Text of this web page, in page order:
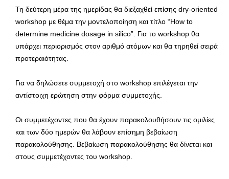
Τη δεύτερη μέρα της ημερίδας θα διεξαχθεί επίσης dry-oriented
workshop με θέμα την μοντελοποίηση και τίτλο “How to
determine medicine dosage in silico”. Για το workshop θα
υπάρχει περιορισμός στον αριθμό ατόμων και θα τηρηθεί σειρά
προτεραιότητας.
Για να δηλώσετε συμμετοχή στο workshop επιλέγεται την
αντίστοιχη ερώτηση στην φόρμα συμμετοχής.
Οι συμμετέχοντες που θα έχουν παρακολουθήσουν τις ομιλίες
και των δύο ημερών θα λάβουν επίσημη βεβαίωση
παρακολούθησης. Βεβαίωση παρακολούθησης θα δίνεται και
στους συμμετέχοντες του workshop.